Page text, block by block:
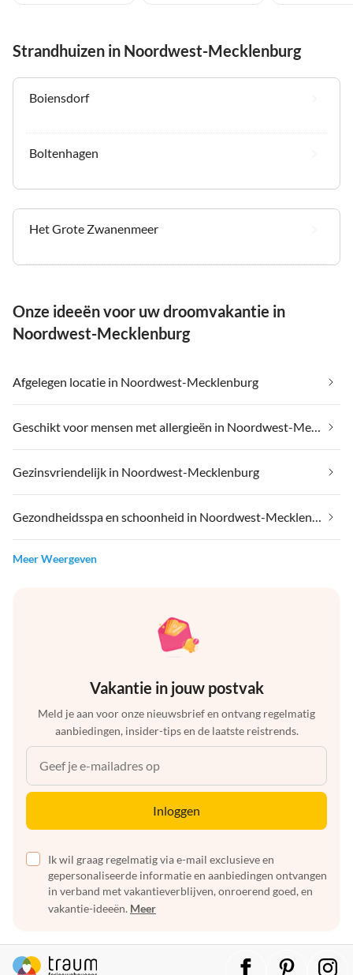
Strandhuizen in Noordwest-Mecklenburg
Boiensdorf
Boltenhagen
Het Grote Zwanenmeer
Onze ideeën voor uw droomvakantie in
Noordwest-Mecklenburg
Afgelegen locatie in Noordwest-Mecklenburg
Geschikt voor mensen met allergieën in Noordwest-Mecklenburg
Gezinsvriendelijk in Noordwest-Mecklenburg
Gezondheidsspa en schoonheid in Noordwest-Mecklenburg
Meer Weergeven
Vakantie in jouw postvak
Meld je aan voor onze nieuwsbrief en ontvang regelmatig
aanbiedingen, insider-tips en de laatste reistrends.
Inloggen
Ik wil graag regelmatig via e-mail exclusieve en
gepersonaliseerde informatie en aanbiedingen ontvangen
in verband met vakantieverblijven, onroerend goed, en
vakantie-ideeën. Meer